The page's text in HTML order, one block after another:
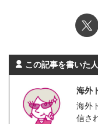
この記事を書いた人
海外
海外
信さ